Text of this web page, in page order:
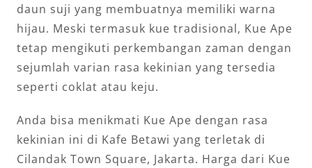
daun suji yang membuatnya memiliki warna
hijau. Meski termasuk kue tradisional, Kue Ape
tetap mengikuti perkembangan zaman dengan
sejumlah varian rasa kekinian yang tersedia
seperti coklat atau keju.
Anda bisa menikmati Kue Ape dengan rasa
kekinian ini di Kafe Betawi yang terletak di
Cilandak Town Square, Jakarta. Harga dari Kue